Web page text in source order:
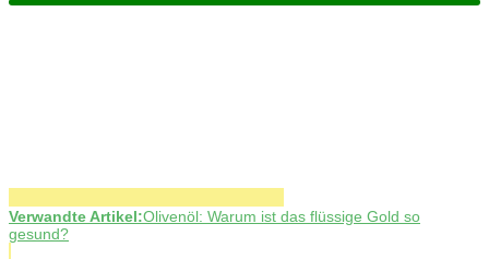
Verwandte Artikel:Olivenöl: Warum ist das flüssige Gold so
gesund?